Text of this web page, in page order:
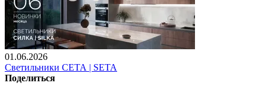
01.06.2026
Светильники СЕТА | SETA
Поделиться